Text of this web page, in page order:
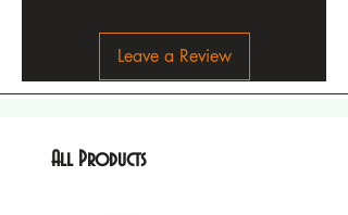
Leave a Review
All Products